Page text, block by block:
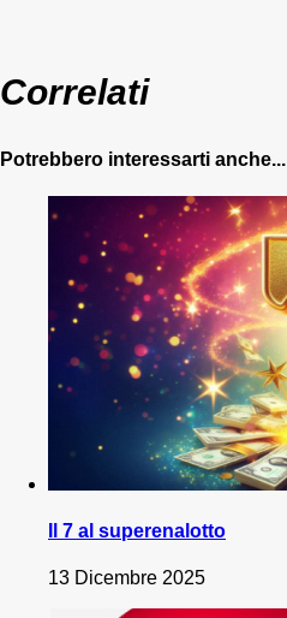
Correlati
Potrebbero interessarti anche...
Il 7 al superenalotto
13 Dicembre 2025